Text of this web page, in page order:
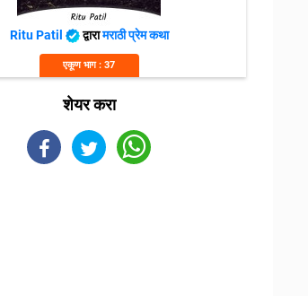
Ritu Patil द्वारामराठी प्रेम कथा
एकूण भाग : 37
शेयर करा